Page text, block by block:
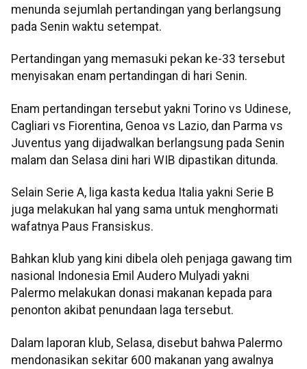
menunda sejumlah pertandingan yang berlangsung
pada Senin waktu setempat.
Pertandingan yang memasuki pekan ke-33 tersebut
menyisakan enam pertandingan di hari Senin.
Enam pertandingan tersebut yakni Torino vs Udinese,
Cagliari vs Fiorentina, Genoa vs Lazio, dan Parma vs
Juventus yang dijadwalkan berlangsung pada Senin
malam dan Selasa dini hari WIB dipastikan ditunda.
Selain Serie A, liga kasta kedua Italia yakni Serie B
juga melakukan hal yang sama untuk menghormati
wafatnya Paus Fransiskus.
Bahkan klub yang kini dibela oleh penjaga gawang tim
nasional Indonesia Emil Audero Mulyadi yakni
Palermo melakukan donasi makanan kepada para
penonton akibat penundaan laga tersebut.
Dalam laporan klub, Selasa, disebut bahwa Palermo
mendonasikan sekitar 600 makanan yang awalnya